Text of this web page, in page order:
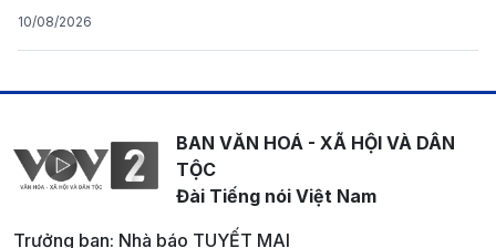
10/08/2026
BAN VĂN HOÁ - XÃ HỘI VÀ DÂN
TỘC
Đài Tiếng nói Việt Nam
Trưởng ban: Nhà báo TUYẾT MAI